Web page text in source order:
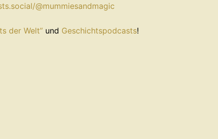
@mummiesandmagic
der Welt” und Geschichtspodcasts!